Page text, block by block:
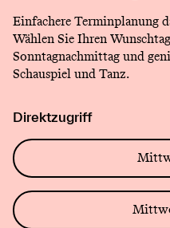
Einfachere Terminplanung
Wählen Sie Ihren
Sonntagnachmittag und
Schauspiel und Tanz.
Direktzugriff